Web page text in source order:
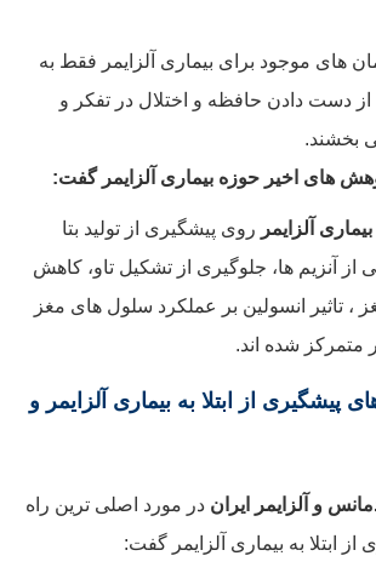
های موجود برای بیماری آلزایمر فقط به
دست دادن حافظه و اختلال در تفکر و
بخشند.
های اخیر حوزه بیماری آلزایمر گفت:
بیماری آلزایمر روی پیشگیری از تولید بتا
از آنزیم ها، جلوگیری از تشکیل تاو، کاهش
، تاثیر انسولین بر عملکرد سلول های مغز
متمرکز شده اند.
پیشگیری از ابتلا به بیماری آلزایمر و
و آلزایمر ایران در مورد اصلی ترین راه
ابتلا به بیماری آلزایمر گفت: